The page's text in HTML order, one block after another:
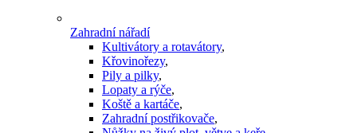
Zahradní nářadí
Kultivátory a rotavátory,
Křovinořezy,
Pily a pilky,
Lopaty a rýče,
Koště a kartáče,
Zahradní postřikovače,